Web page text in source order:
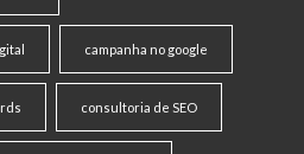
campanha no google
consultoria de SEO